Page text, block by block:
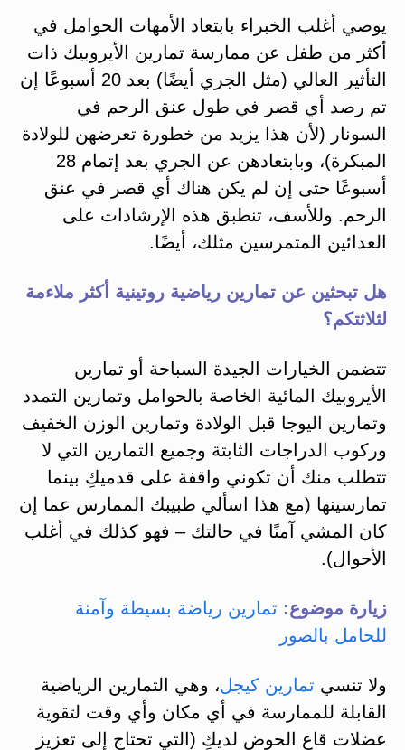
يوصي أغلب الخبراء بابتعاد الأمهات الحوامل في
أكثر من طفل عن ممارسة تمارين الأيروبيك ذات
التأثير العالي (مثل الجري أيضًا) بعد 20 أسبوعًا إن
تم رصد أي قصر في طول عنق الرحم في
السونار (لأن هذا يزيد من خطورة تعرضهن للولادة
المبكرة)، وبابتعادهن عن الجري بعد إتمام 28
أسبوعًا حتى إن لم يكن هناك أي قصر في عنق
الرحم. وللأسف، تنطبق هذه الإرشادات على
العدائين المتمرسين مثلك، أيضًا.
هل تبحثين عن تمارين رياضية روتينية أكثر ملاءمة
لثلاثتكم؟
تتضمن الخيارات الجيدة السباحة أو تمارين
الأيروبيك المائية الخاصة بالحوامل وتمارين التمدد
وتمارين اليوجا قبل الولادة وتمارين الوزن الخفيف
وركوب الدراجات الثابتة وجميع التمارين التي لا
تتطلب منك أن تكوني واقفة على قدميكِ بينما
تمارسينها (مع هذا اسألي طبيبك الممارس عما إن
كان المشي آمنًا في حالتك – فهو كذلك في أغلب
الأحوال).
زيارة موضوع: تمارين رياضة بسيطة وآمنة
للحامل بالصور
ولا تنسي تمارين كيجل، وهي التمارين الرياضية
القابلة للممارسة في أي مكان وأي وقت لتقوية
عضلات قاع الحوض لديكِ (التي تحتاج إلى تعزيز